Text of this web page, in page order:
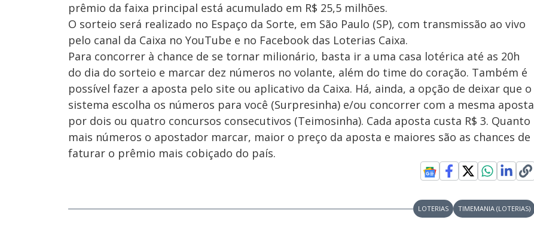
prêmio da faixa principal está acumulado em R$ 25,5 milhões.
O sorteio será realizado no Espaço da Sorte, em São Paulo (SP), com transmissão ao vivo
pelo canal da Caixa no YouTube e no Facebook das Loterias Caixa.
Para concorrer à chance de se tornar milionário, basta ir a uma casa lotérica até as 20h
do dia do sorteio e marcar dez números no volante, além do time do coração. Também é
possível fazer a aposta pelo site ou aplicativo da Caixa. Há, ainda, a opção de deixar que o
sistema escolha os números para você (Surpresinha) e/ou concorrer com a mesma aposta
por dois ou quatro concursos consecutivos (Teimosinha). Cada aposta custa R$ 3. Quanto
mais números o apostador marcar, maior o preço da aposta e maiores são as chances de
faturar o prêmio mais cobiçado do país.
LOTERIAS TIMEMANIA (LOTERIAS)